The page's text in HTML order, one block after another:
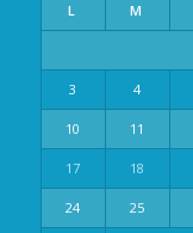
L M
3 4
10 11
17 18
24 25